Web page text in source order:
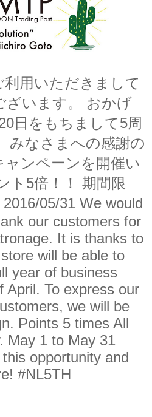
用いただきまして
ざいます。 おかげ
日をもちまして5周
みなさまへの感謝の
ンペーンを開催い
ト5倍！！ 期間限
05/31 We would
our customers for
It is thanks to
will be able to
year of business
April. To express our
we will be
Points 5 times All
May 1 to May 31
opportunity and
#NL5TH